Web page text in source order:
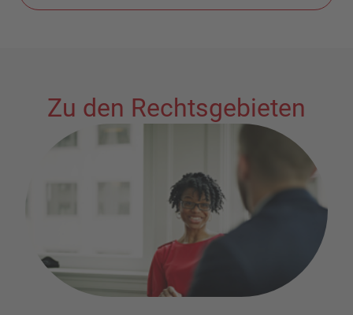
Zu den Rechtsgebieten